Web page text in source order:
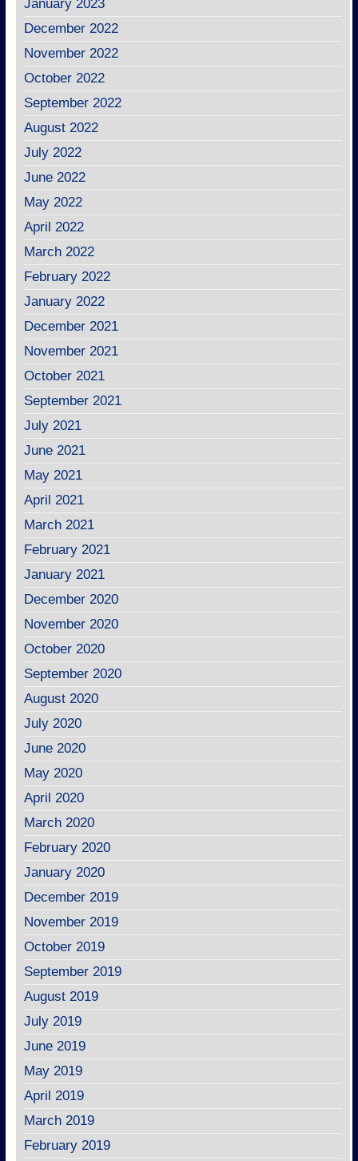
January 2023
December 2022
November 2022
October 2022
September 2022
August 2022
July 2022
June 2022
May 2022
April 2022
March 2022
February 2022
January 2022
December 2021
November 2021
October 2021
September 2021
July 2021
June 2021
May 2021
April 2021
March 2021
February 2021
January 2021
December 2020
November 2020
October 2020
September 2020
August 2020
July 2020
June 2020
May 2020
April 2020
March 2020
February 2020
January 2020
December 2019
November 2019
October 2019
September 2019
August 2019
July 2019
June 2019
May 2019
April 2019
March 2019
February 2019